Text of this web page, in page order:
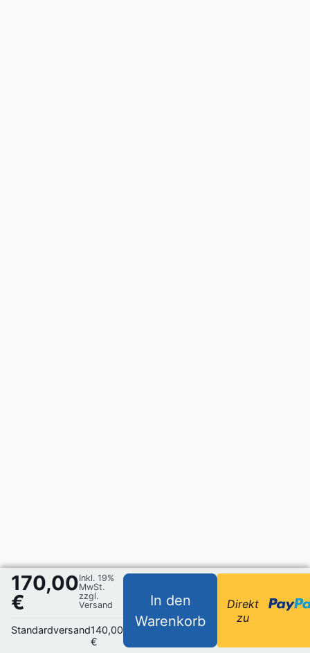
170,00
€
Inkl. 19%
MwSt.
zzgl.
Versand
Standardversand140,00
€
In den
Warenkorb
Direkt
zu